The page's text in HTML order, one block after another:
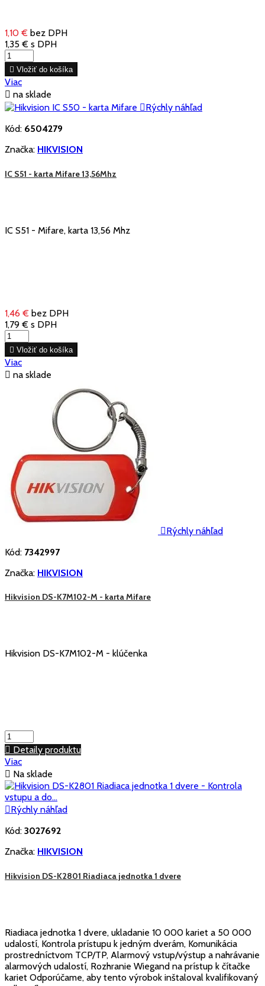
1,10 € bez DPH
1,35 € s DPH
 Vložiť do košíka
Viac
 na sklade
Rýchly náhľad
Kód: 6504279
Značka: HIKVISION
IC S51 - karta Mifare 13,56Mhz
IC S51 - Mifare, karta 13,56 Mhz
1,46 € bez DPH
1,79 € s DPH
 Vložiť do košíka
Viac
 na sklade
Rýchly náhľad
Kód: 7342997
Značka: HIKVISION
Hikvision DS-K7M102-M - karta Mifare
Hikvision DS-K7M102-M - klúčenka
 Detaily produktu
Viac
 Na sklade
Rýchly náhľad
Kód: 3027692
Značka: HIKVISION
Hikvision DS-K2801 Riadiaca jednotka 1 dvere
Riadiaca jednotka 1 dvere, ukladanie 10 000 kariet a 50 000
udalostí, Kontrola prístupu k jedným dverám, Komunikácia
prostredníctvom TCP/TP, Alarmový vstup/výstup a nahrávanie
alarmových udalostí, Rozhranie Wiegand na prístup k čítačke
kariet Odporúčame, aby tento výrobok inštaloval kvalifikovaný